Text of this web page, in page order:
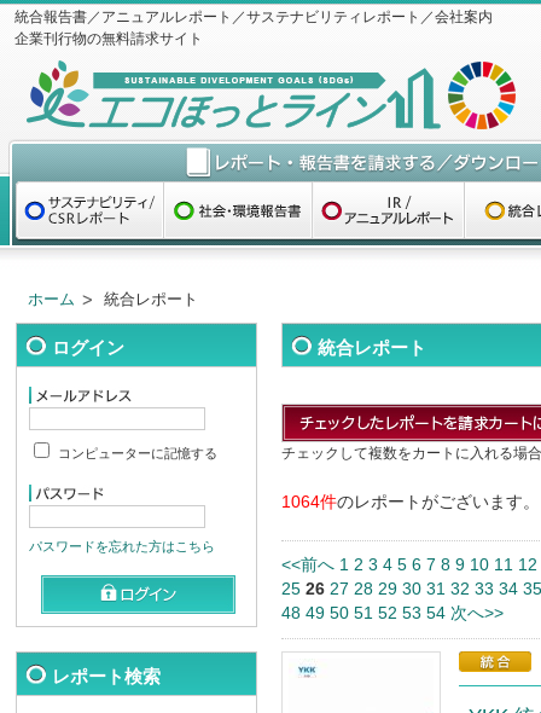
統合報告書／アニュアルレポート／サステナビリティレポート／会社案内
企業刊行物の無料請求サイト
ホーム 統合レポート
ログイン
コンピューターに記憶する
パスワードを忘れた方はこちら
レポート検索
統合レポート
チェックして複数をカートに入れる場
1064件のレポートがございます。
<<前へ 1 2 3 4 5 6 7 8 9 10 11 12
25 26 27 28 29 30 31 32 33 34 35
48 49 50 51 52 53 54 次へ>>